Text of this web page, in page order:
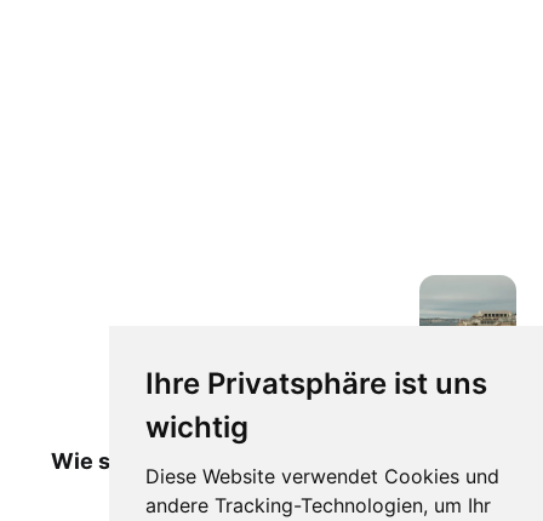
Ihre Privatsphäre ist uns
wichtig
Diese Website verwendet Cookies und
andere Tracking-Technologien, um Ihr
Wie sich die Drogen in Frankreich
ausgebreitet haben